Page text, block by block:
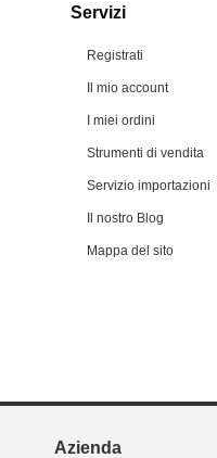
Servizi
Registrati
Il mio account
I miei ordini
Strumenti di vendita
Servizio importazioni
Il nostro Blog
Mappa del sito
Azienda